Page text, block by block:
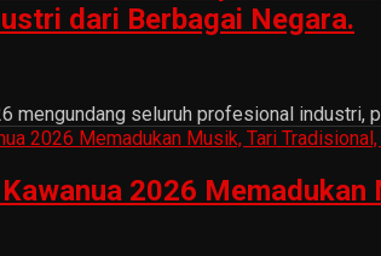
dari Berbagai Negara.
mengundang seluruh profesional industri,
2026